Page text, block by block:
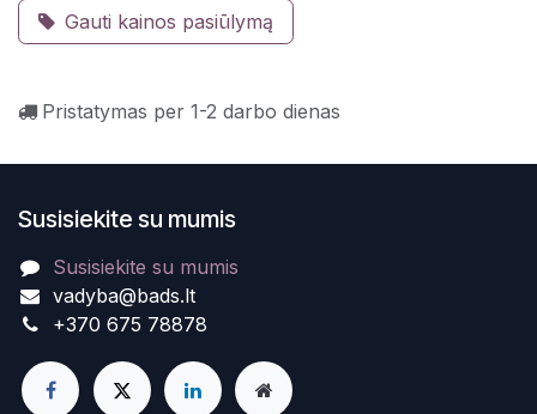
Gauti kainos pasiūlymą
Pristatymas per 1-2 darbo dienas
Susisiekite su mumis
Susisiekite su mumis
vadyba@bads.lt
+370 675 78878